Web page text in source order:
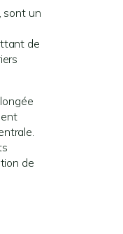
sont un
de
de